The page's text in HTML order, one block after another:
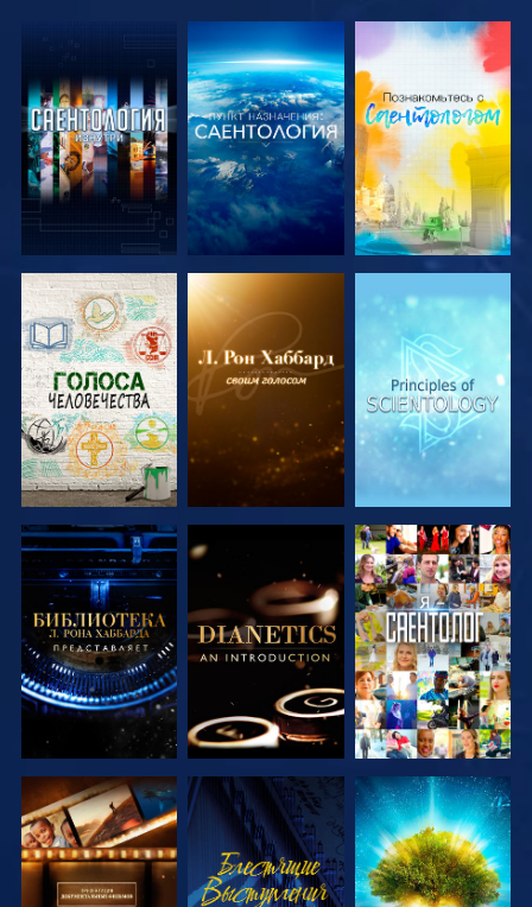
СМОТРЕТЬ
ПЕРЕДАЧИ
СМОТРЕТЬ
ПЕРЕДАЧИ
СМОТРЕТЬ
ПЕРЕДАЧИ
СМОТРЕТЬ
ПЕРЕДАЧИ
СМОТРЕТЬ
ПЕРЕДАЧИ
СМОТРЕТЬ
СМОТРЕТЬ
ПЕРЕДАЧИ
СМОТРЕТЬ
СМОТРЕТЬ
ПЕРЕДАЧИ